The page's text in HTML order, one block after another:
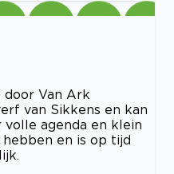
Van Ark
van Sikkens en kan
agenda en klein
en is op tijd